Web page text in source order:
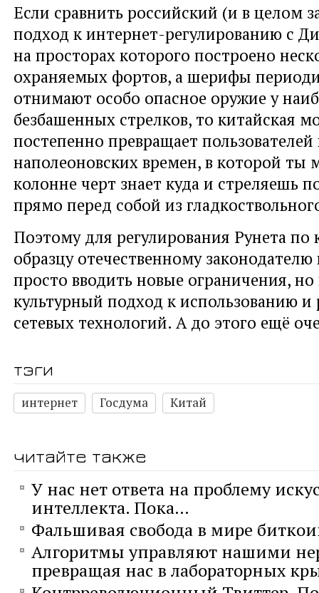
Если сравнить российский (и в целом
подход к интернет-регулированию с
на просторах которого построено
охраняемых фортов, а шерифы
отнимают особо опасное оружие у
безбашенных стрелков, то китайская
постепенно превращает
наполеоновских времен, в которой ты
колонне черт знает куда и стреляешь
прямо перед собой из
Поэтому для регулирования Рунета по
образцу отечественному
просто вводить новые ограничения,
культурный подход к использованию и
сетевых технологий. А до этого ещё
тэги
интернет Госдума Китай
читайте также
У нас нет ответа на проблему
интеллекта. Пока…
Фальшивая свобода в мире
Алгоритмы управляют нашими
превращая нас в лабораторных